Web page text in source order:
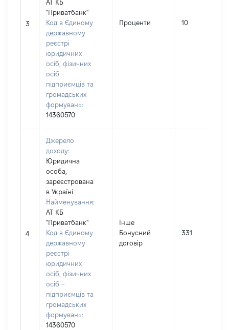
3
АТ КБ
"Приватбанк"
Код в Єдиному
державному
реєстрі
юридичних
осіб, фізичних
осіб –
підприємців та
громадських
формувань:
14360570
Проценти 10
4
Джерело
доходу:
Юридична
особа,
зареєстрована
в Україні
Найменування:
АТ КБ
"Приватбанк"
Код в Єдиному
державному
реєстрі
юридичних
осіб, фізичних
осіб –
підприємців та
громадських
формувань:
14360570
Інше
Бонусний
договір
331